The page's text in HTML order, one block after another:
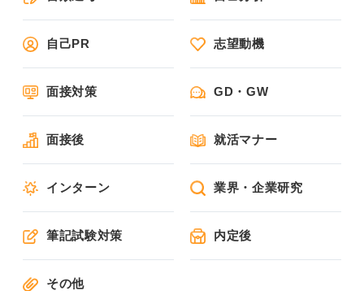
自己PR 志望動機
面接対策 GD・GW
面接後 就活マナー
インターン 業界・企業研究
筆記試験対策 内定後
その他